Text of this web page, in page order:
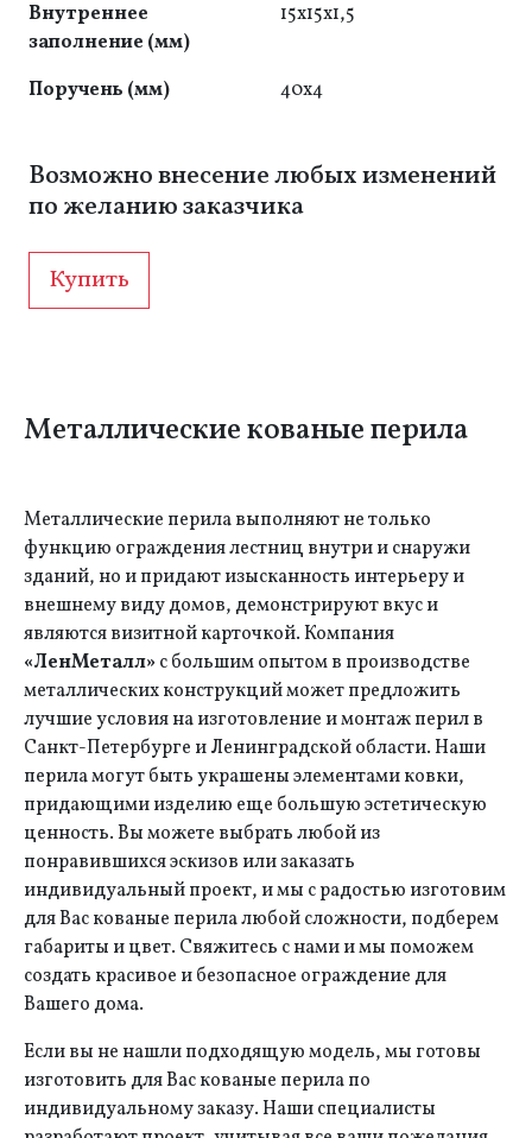
Внутреннее
заполнение (мм)
15х15х1,5
Поручень (мм) 40x4
Возможно внесение любых изменений
по желанию заказчика
Купить
Металлические кованые перила
Металлические перила выполняют не только
функцию ограждения лестниц внутри и снаружи
зданий, но и придают изысканность интерьеру и
внешнему виду домов, демонстрируют вкус и
являются визитной карточкой. Компания
«ЛенМеталл»с большим опытом в производстве
металлических конструкций может предложить
лучшие условия на изготовление и монтаж перил в
Санкт-Петербурге и Ленинградской области. Наши
перила могут быть украшены элементами ковки,
придающими изделию еще большую эстетическую
ценность. Вы можете выбрать любой из
понравившихся эскизов или заказать
индивидуальный проект, и мы с радостью изготовим
для Вас кованые перила любой сложности, подберем
габариты и цвет. Свяжитесь с нами и мы поможем
создать красивое и безопасное ограждение для
Вашего дома.
Если вы не нашли подходящую модель, мы готовы
изготовить для Вас кованые перила по
индивидуальному заказу. Наши специалисты